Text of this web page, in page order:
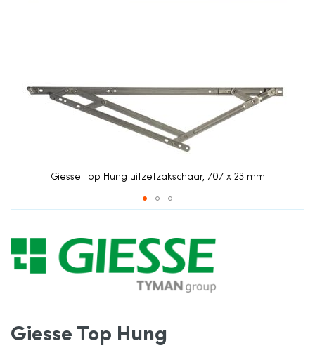
Giesse Top Hung
Giesse Top Hung uitzetzakschaar, 707 x 23 mm
naar
begin